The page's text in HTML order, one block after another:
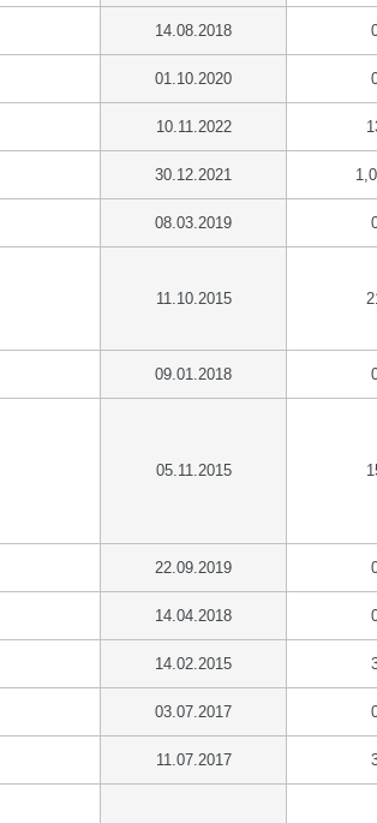
14.08.2018
01.10.2020
10.11.2022
30.12.2021
08.03.2019
11.10.2015
09.01.2018
05.11.2015
22.09.2019
14.04.2018
14.02.2015
03.07.2017
11.07.2017